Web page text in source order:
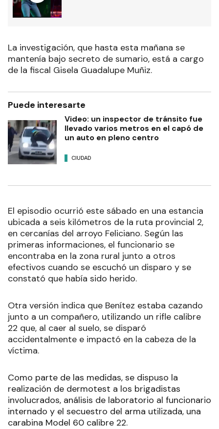
La investigación, que hasta esta mañana se
mantenía bajo secreto de sumario, está a cargo
de la fiscal Gisela Guadalupe Muñiz.
Puede interesarte
Video: un inspector de tránsito fue
llevado varios metros en el capó de
un auto en pleno centro
CIUDAD
El episodio ocurrió este sábado en una estancia
ubicada a seis kilómetros de la ruta provincial 2,
en cercanías del arroyo Feliciano. Según las
primeras informaciones, el funcionario se
encontraba en la zona rural junto a otros
efectivos cuando se escuchó un disparo y se
constató que había sido herido.
Otra versión indica que Benítez estaba cazando
junto a un compañero, utilizando un rifle calibre
22 que, al caer al suelo, se disparó
accidentalmente e impactó en la cabeza de la
víctima.
Como parte de las medidas, se dispuso la
realización de dermotest a los brigadistas
involucrados, análisis de laboratorio al funcionario
internado y el secuestro del arma utilizada, una
carabina Model 60 calibre 22.